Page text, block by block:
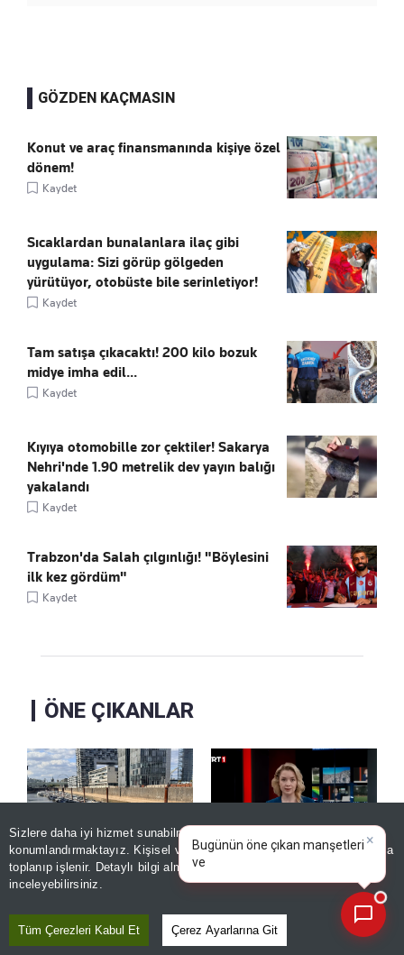
Sizlere daha iyi hizmet sunabilmek adına sitemizde
konumlandırmaktayız. Kişisel verileriniz, KVKK ve GDPR kapsamında
toplanıp işlenir. Detaylı bilgi almak için
inceleyebilirsiniz.
Tüm Çerezleri Kabul Et Çerez Ayarlarına Git
GÖZDEN KAÇMASIN
Konut ve araç finansmanında kişiye özel
dönem!
Kaydet
Sıcaklardan bunalanlara ilaç gibi
uygulama: Sizi görüp gölgeden
yürütüyor, otobüste bile serinletiyor!
Kaydet
Tam satışa çıkacaktı! 200 kilo bozuk
midye imha edil...
Kaydet
Kıyıya otomobille zor çektiler! Sakarya
Nehri'nde 1.90 metrelik dev yayın balığı
yakalandı
Kaydet
Trabzon'da Salah çılgınlığı! "Böylesini
ilk kez gördüm"
Kaydet
ÖNE ÇIKANLAR
Almanya'da kuraklık
tarihinde ilk kez bu
seviyeye indi
Asırlık Gece yeni bölüm
ne zaman, bu akşam
var mı?
Kaydet
×
Bugünün öne çıkan manşetleri
ve gelişmeleri neler?